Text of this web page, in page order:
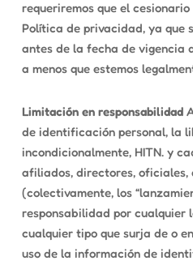
requeriremos que el
Política de privacidad, ya que
antes de la fecha de vigencia
a menos que estemos
Limitación en responsabilidad
de identificación personal, la
incondicionalmente, HITN. y
afiliados, directores, oficiales,
(colectivamente, los
responsabilidad por cualquier
cualquier tipo que surja de o
uso de la información de